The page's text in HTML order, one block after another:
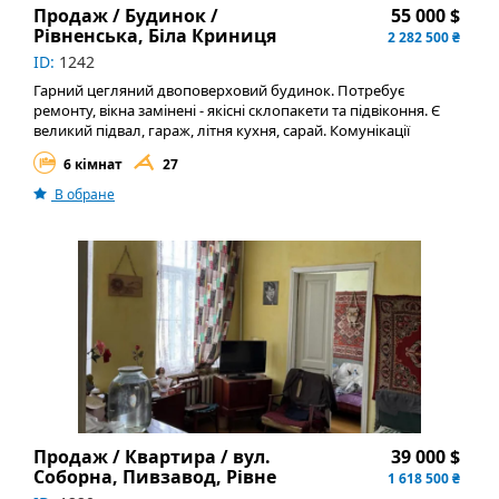
Продаж / Будинок /
Рівненська, Біла Криниця
ID: 1242
55 000 $
2 282 500 ₴
Гарний цегляний двоповерховий будинок. Потребує
ремонту, вікна замінені - якісні склопакети та підвіконня. Є
великий підвал, гараж, літня кухня, сарай. Комунікації
заведені в будинок, колодязь, септик. Велика ділянка.
Зручний заїзд, перша лінія. Вся інфраструктура, дитячий
садок, школа, магазини. Телефонуйте, домовляйтесь про
6 кімнат
27
В обране
Продаж / Квартира / вул.
Соборна, Пивзавод, Рівне
39 000 $
1 618 500 ₴